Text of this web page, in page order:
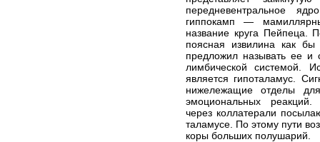
передневентральное
гиппокамп —
название круга Пейпеца.
поясная извилина как бы
предложил называть ее и
лимбической системой.
является гипоталамус.
нижележащие отделы
эмоциональных
через коллатерали
таламусе. По этому пути
коры больших полушарий.